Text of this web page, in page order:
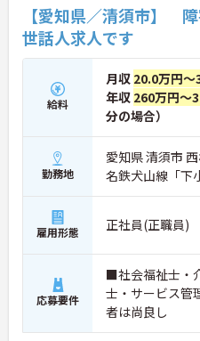
【愛知県／清須市】
世話人求人です
給料
月収 20.0万円～
年収 260万円～
分の場合）
勤務地
愛知県 清須市
名鉄犬山線「下
雇用形態 正社員(正職員)
応募要件
■社会福祉士・
士・サービス管
者は尚良し